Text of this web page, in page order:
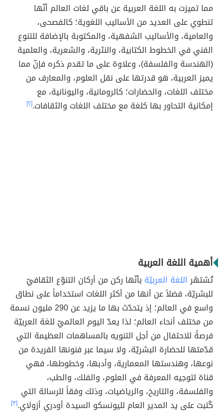
مما تميزت به اللغة العربية عن باقي لغات العالم أنّها
تنطوي على العديد من الأساليب اللغوية؛ كالفصحى،
والعامية، والأساليب الشفهية، والمكتوبة بالإضافة للتنوع
الفني في الخطوط الكتابية، والنثرية، والشعرية، والعلمية
(الهندسة والفلسفة)، وعلاوة على ما تقدم ذكره فإنّ مما
يميز العربية، هو قدرتها على نقل العلوم، والمعارف من
مختلف اللغات، والحضارات؛ كالرومانية، واليونانية، مع
إمكانية التحاور بها كلغة مع مختلف اللغات والثقافات.[٢]
أهمية اللغة العربية
تُشتهَراللغة العربيّة بأنّها ركن من أركان التنوّع الثقافيّ
للبشريّة، فضلاً عن أنها من أكثر اللغات استخداماً على نطاق
واسع في العالم؛ إذ يتحدّث بها ما يزيد عن 290 مليون نسمة
من مختلف أنحاء العالم؛ لذا يعدّ اليوم العالميّ للغة العربيّة
فرصةً للاحتفال من أجل التنويه بالمساهمات العظيمة التي
قدّمتها للحضارة البشريّة، ولا سيما عبر فنونها الفريدة من
نوعها، وهندستها المعمارية، وأدبها، وخطوطها، فهي
قناة لتوجيه المعرفة في العلوم، والفلك، والطب،
والفلسفة، والتاريخ، والرياضيات، وذلك وفقاً للرسالة التي
كُتبت على يد المدير العام لليونسكو السيدة أودري أزولاي.[٣]